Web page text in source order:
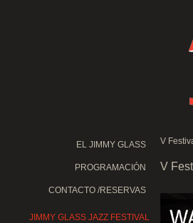
EL JIMMY GLASS
PROGRAMACIÓN
CONTACTO /RESERVAS
JIMMY GLASS JAZZ FESTIVAL
V
V